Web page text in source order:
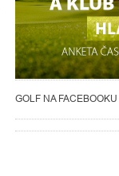
GOLF NA FACEBOOKU